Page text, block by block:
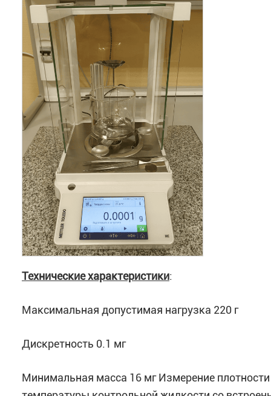
Технические характеристики:
Максимальная допустимая нагрузка 220 г
Дискретность 0.1 мг
Минимальная масса 16 мг Измерение